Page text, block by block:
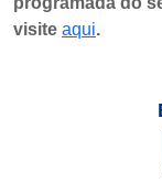
visite aqui.